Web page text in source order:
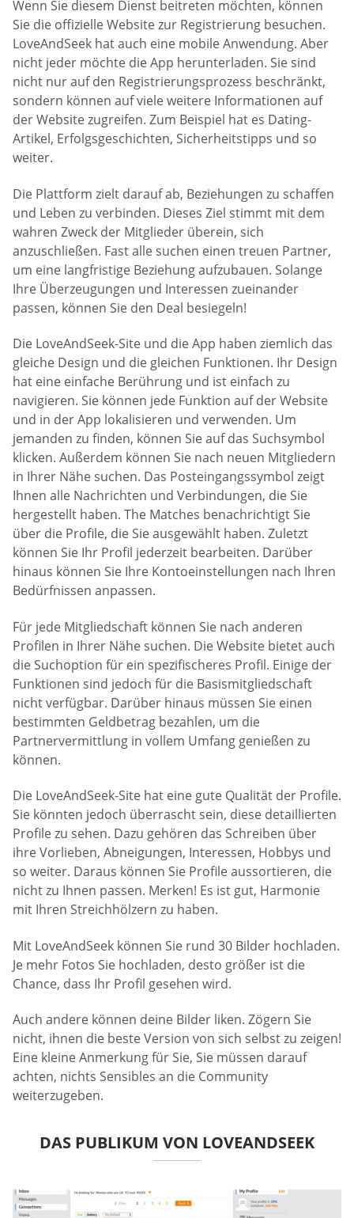
Wenn Sie diesem Dienst beitreten möchten, können
Sie die offizielle Website zur Registrierung besuchen.
LoveAndSeek hat auch eine mobile Anwendung. Aber
nicht jeder möchte die App herunterladen. Sie sind
nicht nur auf den Registrierungsprozess beschränkt,
sondern können auf viele weitere Informationen auf
der Website zugreifen. Zum Beispiel hat es Dating-
Artikel, Erfolgsgeschichten, Sicherheitstipps und so
weiter.
Die Plattform zielt darauf ab, Beziehungen zu schaffen
und Leben zu verbinden. Dieses Ziel stimmt mit dem
wahren Zweck der Mitglieder überein, sich
anzuschließen. Fast alle suchen einen treuen Partner,
um eine langfristige Beziehung aufzubauen. Solange
Ihre Überzeugungen und Interessen zueinander
passen, können Sie den Deal besiegeln!
Die LoveAndSeek-Site und die App haben ziemlich das
gleiche Design und die gleichen Funktionen. Ihr Design
hat eine einfache Berührung und ist einfach zu
navigieren. Sie können jede Funktion auf der Website
und in der App lokalisieren und verwenden. Um
jemanden zu finden, können Sie auf das Suchsymbol
klicken. Außerdem können Sie nach neuen Mitgliedern
in Ihrer Nähe suchen. Das Posteingangssymbol zeigt
Ihnen alle Nachrichten und Verbindungen, die Sie
hergestellt haben. The Matches benachrichtigt Sie
über die Profile, die Sie ausgewählt haben. Zuletzt
können Sie Ihr Profil jederzeit bearbeiten. Darüber
hinaus können Sie Ihre Kontoeinstellungen nach Ihren
Bedürfnissen anpassen.
Für jede Mitgliedschaft können Sie nach anderen
Profilen in Ihrer Nähe suchen. Die Website bietet auch
die Suchoption für ein spezifischeres Profil. Einige der
Funktionen sind jedoch für die Basismitgliedschaft
nicht verfügbar. Darüber hinaus müssen Sie einen
bestimmten Geldbetrag bezahlen, um die
Partnervermittlung in vollem Umfang genießen zu
können.
Die LoveAndSeek-Site hat eine gute Qualität der Profile.
Sie könnten jedoch überrascht sein, diese detaillierten
Profile zu sehen. Dazu gehören das Schreiben über
ihre Vorlieben, Abneigungen, Interessen, Hobbys und
so weiter. Daraus können Sie Profile aussortieren, die
nicht zu Ihnen passen. Merken! Es ist gut, Harmonie
mit Ihren Streichhölzern zu haben.
Mit LoveAndSeek können Sie rund 30 Bilder hochladen.
Je mehr Fotos Sie hochladen, desto größer ist die
Chance, dass Ihr Profil gesehen wird.
Auch andere können deine Bilder liken. Zögern Sie
nicht, ihnen die beste Version von sich selbst zu zeigen!
Eine kleine Anmerkung für Sie, Sie müssen darauf
achten, nichts Sensibles an die Community
weiterzugeben.
DAS PUBLIKUM VON LOVEANDSEEK